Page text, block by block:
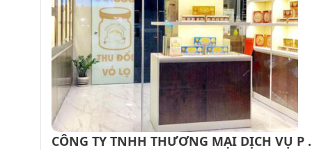
CÔNG TY TNHH THƯƠNG MẠI DỊCH VỤ P